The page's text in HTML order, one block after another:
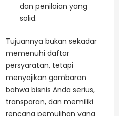
dan penilaian yang
solid.
Tujuannya bukan sekadar
memenuhi daftar
persyaratan, tetapi
menyajikan gambaran
bahwa bisnis Anda serius,
transparan, dan memiliki